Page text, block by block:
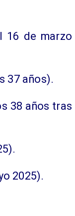
16 de marzo
37 años).
38 años tras
2025).